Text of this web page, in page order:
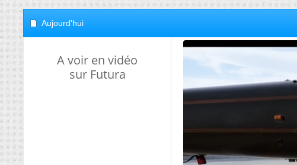
Aujourd'hui
A voir en vidéo
sur Futura